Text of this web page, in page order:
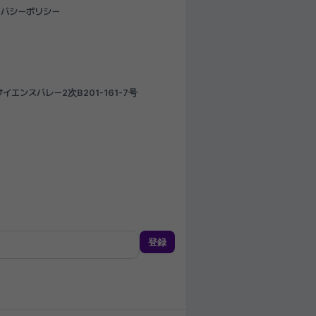
シーポリシー
イエンスバレー2次B201-161-7号
登録